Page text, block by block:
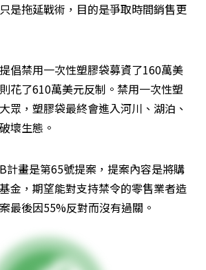
是拖延戰術，目的是爭取時間銷售更
倡禁用一次性塑膠袋募資了160萬美
花了610萬美元反制。禁用一次性塑
眾，塑膠袋最終會進入河川、湖泊、
壞生態。
計畫是第65號提案，提案內容是將購
金，期望能對支持禁令的零售業者造
最後因55%反對而沒有過關。